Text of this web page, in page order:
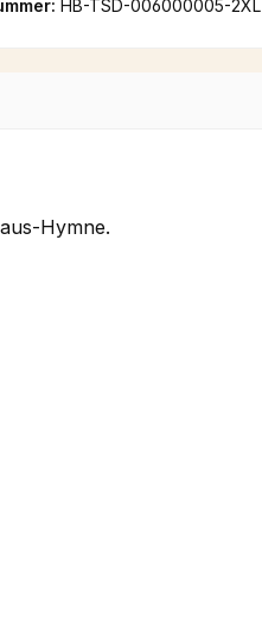
HB-TSD-006000005-2XL
Hymne.